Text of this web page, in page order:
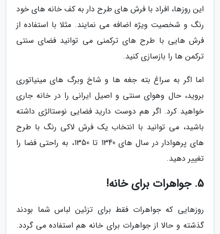
این روزها، افراد با فرش های طرح دار به کف خانه های خود
رنگ و شخصیت ویژه اضافه می نمایند. مثلا با استفاده از
فرش هایی با طرح های ترکمنی می توانید فضای سنتی
ترکمن ها را بازسازی کنید.
اما اگر به سراغ بته جغه ها و شاخ وبرگ های مینیاتوری
بروید، حال وهوای سنتی و اصیل ایرانی را در خانه جاری
خواهید کرد. اگر هم دوست دارید فضایی نوستالژی داشته
باشید، می توانید با انتخاب یک فرش لاکی رنگ با طرح
های پرهوادار در سال های 1340 تا 1350، به راحتی فضا را
تغییر دهید.
5. جواهرات برای خانه!
روزهایی که جواهرات فقط برای تزئین لباس شما بودند
گذشته و حالا از جواهرات برای خانه هم استفاده می گردد.